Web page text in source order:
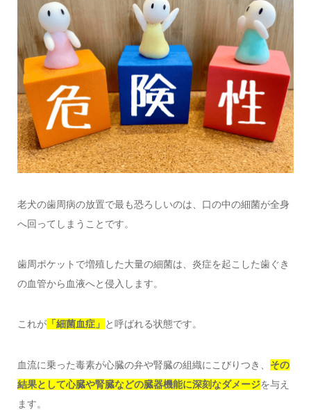
老犬の歯周病の放置で最も恐ろしいのは、口の中の細菌が全身
へ回ってしまうことです。
歯周ポケットで増殖した大量の細菌は、炎症を起こした歯ぐき
の血管から血液へと侵入します。
これが「細菌血症」 と呼ばれる状態です。
血流に乗った毒素が心臓の弁や腎臓の組織にこびりつき、 その
結果として心臓や腎臓などの臓器機能に深刻なダメージを与え
ます。